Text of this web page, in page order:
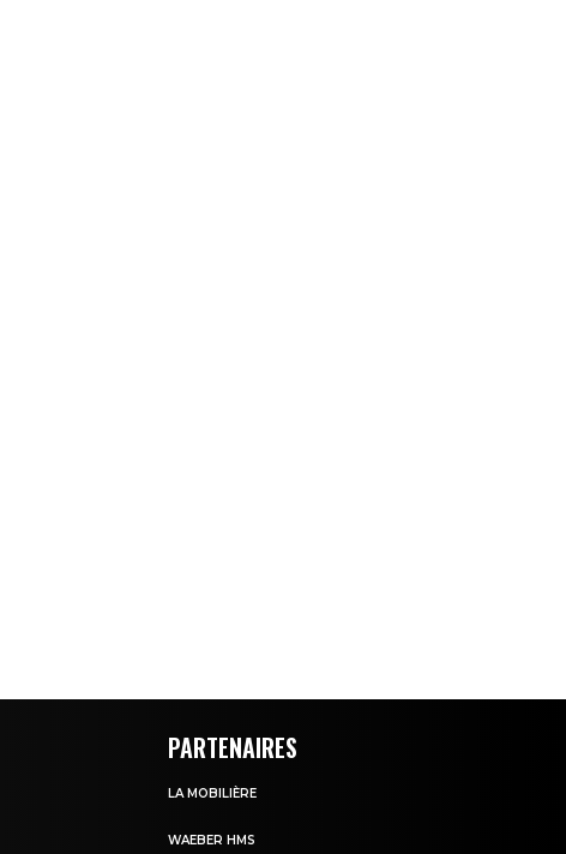
PARTENAIRES
LA MOBILIÈRE
WAEBER HMS